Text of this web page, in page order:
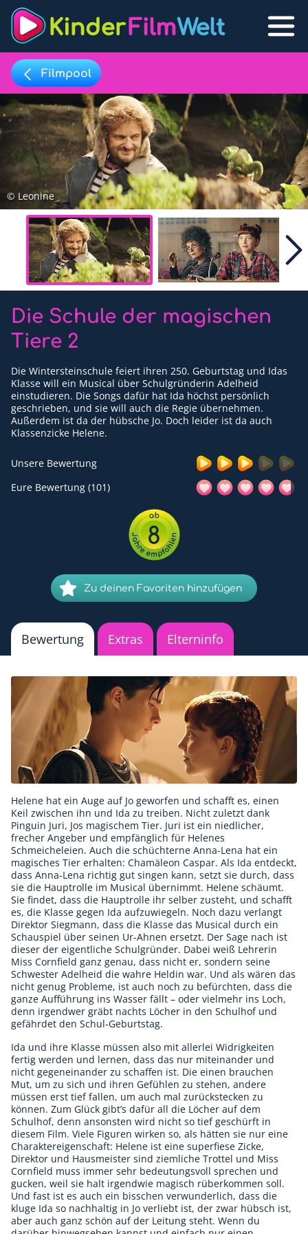
Filmpool
Filmlisten
Filmlexikon
Lernfilme
Filmpool Lexikon
Favoriten
Für Erwachsene
Downloads
Partner
Kontakt
Datenschutzerklärung
Filmpool
© Leonine
Die Schule der magischen
Tiere 2
Die Wintersteinschule feiert ihren 250. Geburtstag und Idas
Klasse will ein Musical über Schulgründerin Adelheid
einstudieren. Die Songs dafür hat Ida höchst persönlich
geschrieben, und sie will auch die Regie übernehmen.
Außerdem ist da der hübsche Jo. Doch leider ist da auch
Klassenzicke Helene.
Unsere Bewertung
Eure Bewertung (101)
8
Zu deinen Favoriten hinzufügen
Bewertung Extras Elterninfo
Helene hat ein Auge auf Jo geworfen und schafft es, einen
Keil zwischen ihn und Ida zu treiben. Nicht zuletzt dank
Pinguin Juri, Jos magischem Tier. Juri ist ein niedlicher,
frecher Angeber und empfänglich für Helenes
Schmeicheleien. Auch die schüchterne Anna-Lena hat ein
magisches Tier erhalten: Chamäleon Caspar. Als Ida entdeckt,
dass Anna-Lena richtig gut singen kann, setzt sie durch, dass
sie die Hauptrolle im Musical übernimmt. Helene schäumt.
Sie findet, dass die Hauptrolle ihr selber zusteht, und schafft
es, die Klasse gegen Ida aufzuwiegeln. Noch dazu verlangt
Direktor Siegmann, dass die Klasse das Musical durch ein
Schauspiel über seinen Ur-Ahnen ersetzt. Der Sage nach ist
dieser der eigentliche Schulgründer. Dabei weiß Lehrerin
Miss Cornfield ganz genau, dass nicht er, sondern seine
Schwester Adelheid die wahre Heldin war. Und als wären das
nicht genug Probleme, ist auch noch zu befürchten, dass die
ganze Aufführung ins Wasser fällt – oder vielmehr ins Loch,
denn irgendwer gräbt nachts Löcher in den Schulhof und
gefährdet den Schul-Geburtstag.
Ida und ihre Klasse müssen also mit allerlei Widrigkeiten
fertig werden und lernen, dass das nur miteinander und
nicht gegeneinander zu schaffen ist. Die einen brauchen
Mut, um zu sich und ihren Gefühlen zu stehen, andere
müssen erst tief fallen, um auch mal zurückstecken zu
können. Zum Glück gibt’s dafür all die Löcher auf dem
Schulhof, denn ansonsten wird nicht so tief geschürft in
diesem Film. Viele Figuren wirken so, als hätten sie nur eine
Charaktereigenschaft: Helene ist eine superfiese Zicke,
Direktor und Hausmeister sind ziemliche Trottel und Miss
Cornfield muss immer sehr bedeutungsvoll sprechen und
gucken, weil sie halt irgendwie magisch rüberkommen soll.
Und fast ist es auch ein bisschen verwunderlich, dass die
kluge Ida so nachhaltig in Jo verliebt ist, der zwar hübsch ist,
aber auch ganz schön auf der Leitung steht. Wenn du